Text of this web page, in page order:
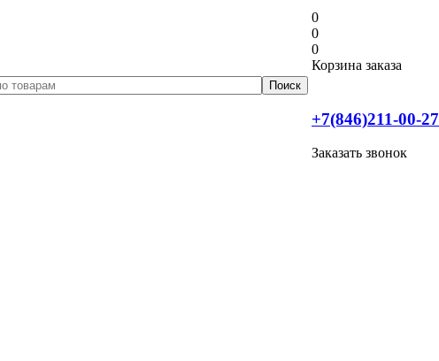
0
0
0
Корзина заказа
+7(846)211-00-27
Заказать звонок